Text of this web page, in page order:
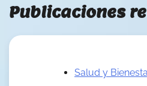
Publicaciones
Salud y